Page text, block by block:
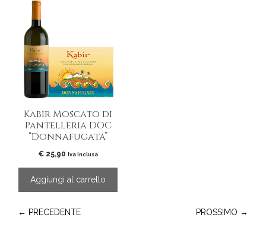
Kabir Moscato di
Pantelleria DOC
“Donnafugata”
€25,90 Iva inclusa
Aggiungi al carrello
← PRECEDENTE PROSSIMO →